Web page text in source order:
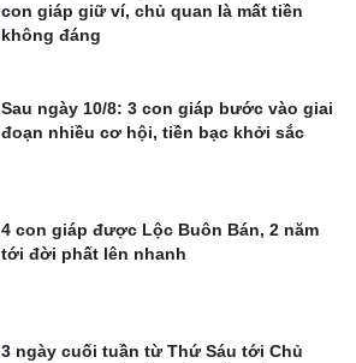
con giáp giữ ví, chủ quan là mất tiền
không đáng
Sau ngày 10/8: 3 con giáp bước vào giai
đoạn nhiều cơ hội, tiền bạc khởi sắc
4 con giáp được Lộc Buôn Bán, 2 năm
tới đời phất lên nhanh
3 ngày cuối tuần từ Thứ Sáu tới Chủ